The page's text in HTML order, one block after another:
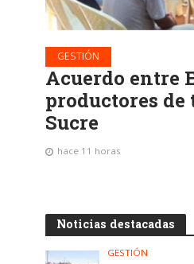
GESTIÓN
Acuerdo entre
productores de
Sucre
hace 11 horas
Noticias destacadas
GESTIÓN